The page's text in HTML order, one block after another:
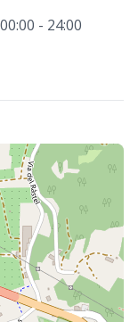
00:00 - 24:00